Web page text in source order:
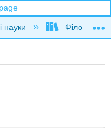
hierarchy
науки Філософія